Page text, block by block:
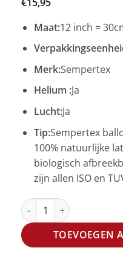
Maat:12 inch =
Merk:Sempertex
Helium :Ja
Lucht:Ja
Tip:Sempertex
100% natuurlijke
biologisch
zijn allen ISO en
R12 - Reflex
TOEVOEGEN